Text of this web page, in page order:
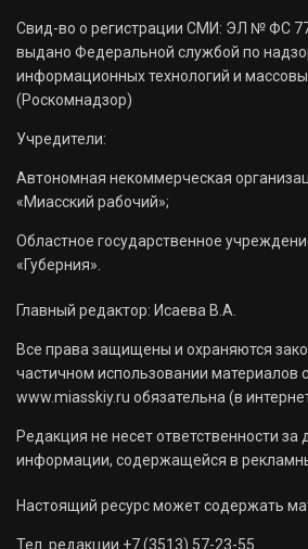
Свид-во о регистрации СМИ: ЭЛ № ФС
выдано Федеральной службой по
информационных технологий и
(Роскомнадзор)
Учредители:
Автономная некоммерческая
«Миасский рабочий»;
Областное государственное
«Губерния».
Главный редактор: Исаева В.А.
Все права защищены и охраняются
частичном использовании материалов
www.miasskiy.ru обязательна (в
Редакция не несет ответственности за
информации, содержащейся в
Настоящий ресурс может содержать
Тел. редакции +7 (3513) 57-23-55